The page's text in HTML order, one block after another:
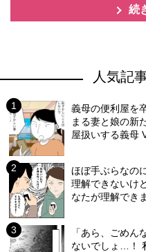
続
人気記
義母の便利屋を
まる妻と娘の新
屋扱いする義母
ほぼ手ぶらなの
理解できないけ
なたが理解でき
「あら、ごめん
ないでしょ…！